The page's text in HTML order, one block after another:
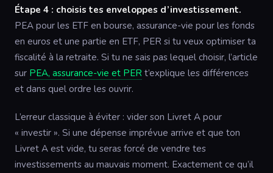
Étape 4 : choisis tes enveloppes d’investissement.
PEA pour les ETF en bourse, assurance-vie pour les fonds
en euros et une partie en ETF, PER si tu veux optimiser ta
fiscalité à la retraite. Si tu ne sais pas lequel choisir, l’article
sur PEA, assurance-vie et PER t’explique les différences
et dans quel ordre les ouvrir.
L’erreur classique à éviter : vider son Livret A pour
« investir ». Si une dépense imprévue arrive et que ton
Livret A est vide, tu seras forcé de vendre tes
investissements au mauvais moment. Exactement ce qu’il